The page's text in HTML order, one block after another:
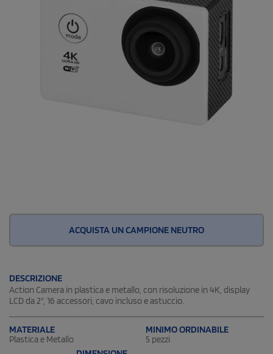
ACQUISTA UN CAMPIONE NEUTRO
DESCRIZIONE
Action Camera in plastica e metallo, con risoluzione in 4K, display
LCD da 2", 16 accessori, cavo incluso e astuccio.
MATERIALE
Plastica e Metallo
MINIMO ORDINABILE
5 pezzi